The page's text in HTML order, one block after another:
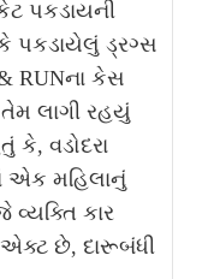
પકડાયની
પકડાયેલું ડ્રગ્સ
RUNના કેસ
તેમ લાગી રહયું
કે, વડોદરા
એક મહિલાનું
કાર
એક્ટ છે, દારૂબંધી